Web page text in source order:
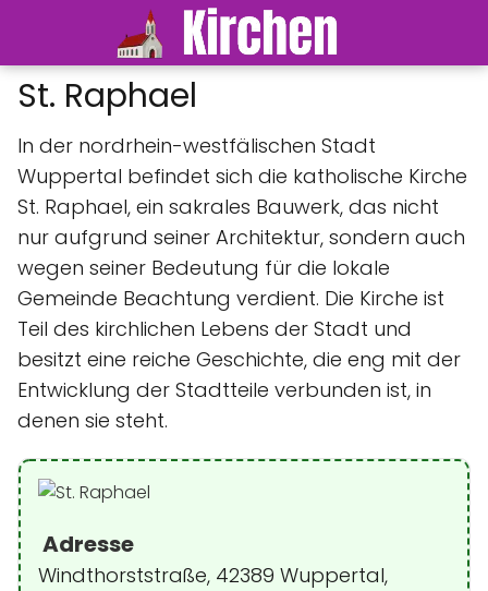
St. Raphael
In der nordrhein-westfälischen Stadt
Wuppertal befindet sich die katholische Kirche
St. Raphael, ein sakrales Bauwerk, das nicht
nur aufgrund seiner Architektur, sondern auch
wegen seiner Bedeutung für die lokale
Gemeinde Beachtung verdient. Die Kirche ist
Teil des kirchlichen Lebens der Stadt und
besitzt eine reiche Geschichte, die eng mit der
Entwicklung der Stadtteile verbunden ist, in
denen sie steht.
Adresse
Windthorststraße, 42389 Wuppertal,